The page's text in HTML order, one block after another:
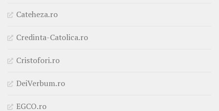
Cateheza.ro
Credinta-Catolica.ro
Cristofori.ro
DeiVerbum.ro
EGCO.ro